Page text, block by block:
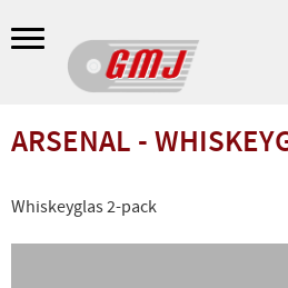
Meny
ARSENAL -
Whiskeyglas 2-pack